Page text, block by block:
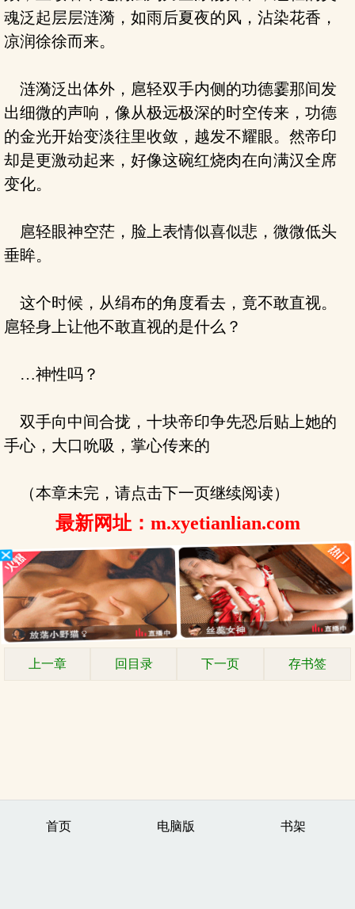
魂泛起层层涟漪，如雨后夏夜的风，沾染花香，
凉润徐徐而来。
涟漪泛出体外，扈轻双手内侧的功德霎那间发
出细微的声响，像从极远极深的时空传来，功德
的金光开始变淡往里收敛，越发不耀眼。然帝印
却是更激动起来，好像这碗红烧肉在向满汉全席
变化。
扈轻眼神空茫，脸上表情似喜似悲，微微低头
垂眸。
这个时候，从绢布的角度看去，竟不敢直视。
扈轻身上让他不敢直视的是什么？
…神性吗？
双手向中间合拢，十块帝印争先恐后贴上她的
手心，大口吮吸，掌心传来的
（本章未完，请点击下一页继续阅读）
最新网址：m.xyetianlian.com
上一章 回目录 下一页 存书签
首页 电脑版 书架